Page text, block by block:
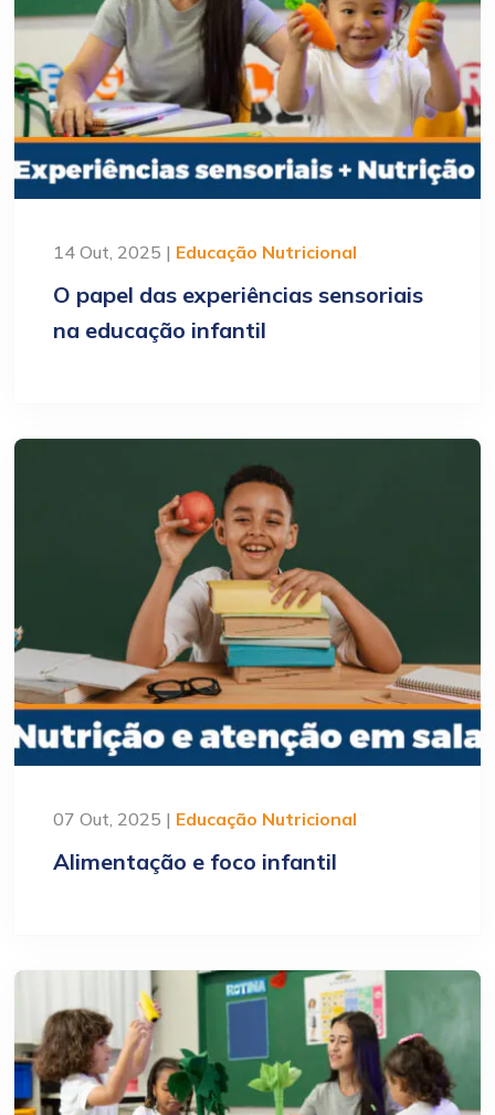
14 Out, 2025 | Educação Nutricional
O papel das experiências sensoriais
na educação infantil
07 Out, 2025 | Educação Nutricional
Alimentação e foco infantil